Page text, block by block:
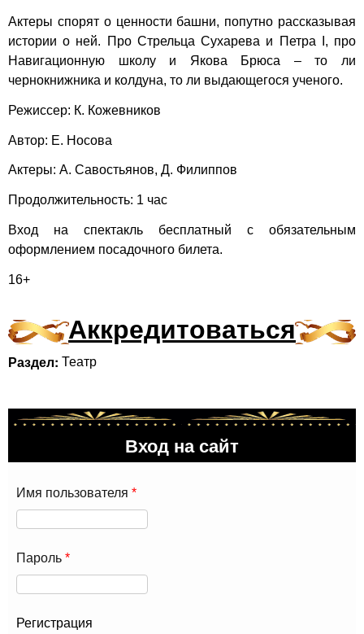
Актеры спорят о ценности башни, попутно рассказывая
истории о ней. Про Стрельца Сухарева и Петра I, про
Навигационную школу и Якова Брюса – то ли
чернокнижника и колдуна, то ли выдающегося ученого.
Режиссер: К. Кожевников
Автор: Е. Носова
Актеры: А. Савостьянов, Д. Филиппов
Продолжительность: 1 час
Вход на спектакль бесплатный с обязательным
оформлением посадочного билета.
16+
Аккредитоваться
Раздел: Театр
Вход на сайт
Имя пользователя *
Пароль *
Регистрация